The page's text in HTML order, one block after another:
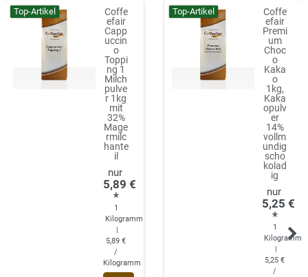
Top-Artikel
Coffe
efair
Capp
uccin
o
Toppi
ng 1
Milch
pulve
r 1kg
mit
32%
Mage
rmilc
hante
il
5,89 €
*
1
Kilogramm
5,89 €
/
Kilogramm
Top-Artikel
Coffe
efair
Premi
um
Choc
o
Kaka
o
1kg,
Kaka
opulv
er
14%
vollm
undig
scho
kolad
ig
5,25 €
*
1
Kilogramm
5,25 €
/